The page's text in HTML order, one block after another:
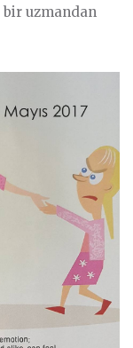
bir uzmandan